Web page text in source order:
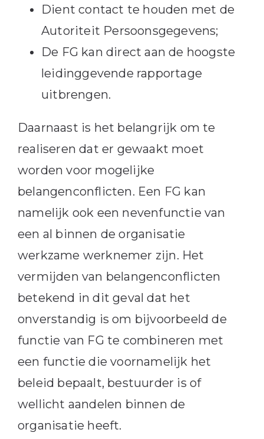
Dient contact te houden met de
Autoriteit Persoonsgegevens;
De FG kan direct aan de hoogste
leidinggevende rapportage
uitbrengen.
Daarnaast is het belangrijk om te
realiseren dat er gewaakt moet
worden voor mogelijke
belangenconflicten. Een FG kan
namelijk ook een nevenfunctie van
een al binnen de organisatie
werkzame werknemer zijn. Het
vermijden van belangenconflicten
betekend in dit geval dat het
onverstandig is om bijvoorbeeld de
functie van FG te combineren met
een functie die voornamelijk het
beleid bepaalt, bestuurder is of
wellicht aandelen binnen de
organisatie heeft.